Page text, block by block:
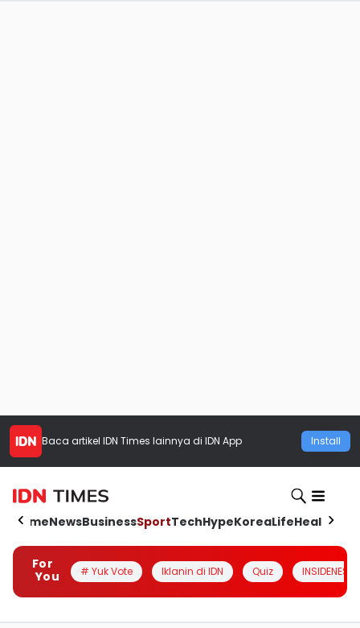
Baca artikel IDN Times lainnya di IDN App Install
HomeNewsBusinessSportTechHypeKoreaLifeHealth
For
You
# Yuk Vote Iklanin di IDN Quiz INSIDENESIA